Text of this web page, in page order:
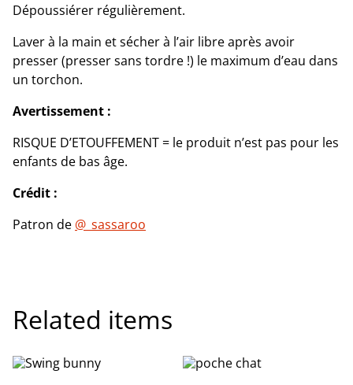
Dépoussiérer régulièrement.
Laver à la main et sécher à l’air libre après avoir
presser (presser sans tordre !) le maximum d’eau dans
un torchon.
Avertissement :
RISQUE D’ETOUFFEMENT = le produit n’est pas pour les
enfants de bas âge.
Crédit :
Patron de @_sassaroo
Related items